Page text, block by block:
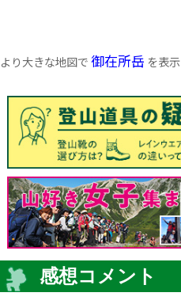
より大きな地図で 御在所岳 を表示
感想コメント